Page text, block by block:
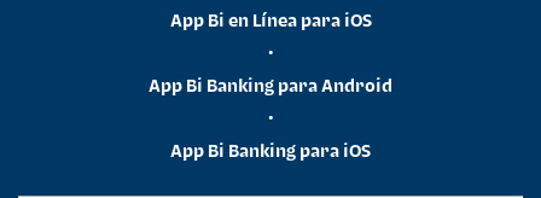
App Bi en Línea para iOS
•
App Bi Banking para Android
•
App Bi Banking para iOS